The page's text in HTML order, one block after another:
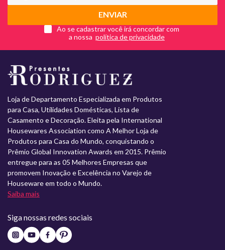
ENVIAR
Ao se cadastrar você irá concordar com
a nossa
Loja de Departamento Especializada em Produtos
para Casa, Utilidades Domésticas, Lista de
Casamento e Decoração. Eleita pela International
Housewares Association como A Melhor Loja de
Produtos para Casa do Mundo, conquistando o
Prêmio Global Innovation Awards em 2015. Prêmio
entregue para as 05 Melhores Empresas que
promovem Inovação e Excelência no Varejo de
Houseware em todo o Mundo.
Saiba mais
Siga nossas redes sociais